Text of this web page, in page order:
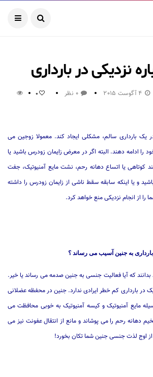
نزدیکی در بارداری
4 آگوست 2015 0 نظر 0
یک بارداری سالم، مشکلی ایجاد کند. معمولا زوجین می
را ادامه دهند. البته اگر در معرض زایمان زودرس باشید یا
کوتاهی یا اتساع دهانه رحم، نشت مایع آمنیوتیک، جفت
و یا اینکه سابقه سقط ناشی از زایمان زودرس را داشته
را از انجام نزدیکی منع خواهد کرد.
به جنین آسیب می رساند ؟
که آیا فعالیت جنسی به جنین صدمه می رساند یا خیر.
در بارداری کم خطر ایرادی ندارد. جنین در محفظه عضلانی
مایع آمنیوتیک و کیسه آمنیوتیک به خوبی محافظت می
رحم را می پوشاند و مانع از انتقال عفونت نیز می
اوج لذت جنسی جنین شما تکان بخورد!